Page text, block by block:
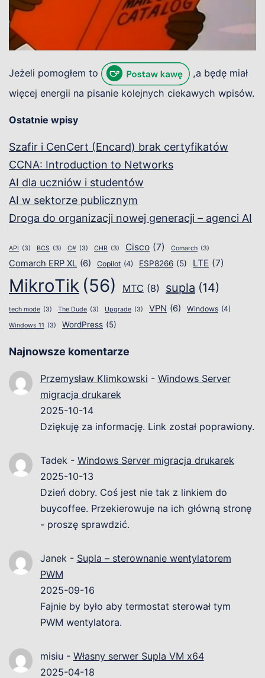
Jeżeli pomogłem to
,a będę miał
więcej energii na pisanie kolejnych ciekawych wpisów.
Ostatnie wpisy
Szafir i CenCert (Encard) brak certyfikatów
CCNA: Introduction to Networks
AI dla uczniów i studentów
AI w sektorze publicznym
Droga do organizacji nowej generacji – agenci AI
API (3) BCS (3) C# (3) CHR (3) Cisco (7) Comarch (3)
Comarch ERP XL (6) Copilot (4) ESP8266 (5) LTE (7)
MikroTik (56) MTC (8) supla (14)
tech mode (3) The Dude (3) Upgrade (3) VPN (6) Windows (4)
Windows 11 (3) WordPress (5)
Najnowsze komentarze
Przemysław Klimkowski - Windows Server
migracja drukarek
2025-10-14
Dziękuję za informację. Link został poprawiony.
Tadek- Windows Server migracja drukarek
2025-10-13
Dzień dobry. Coś jest nie tak z linkiem do
buycoffee. Przekierowuje na ich główną stronę
- proszę sprawdzić.
Janek- Supla – sterownanie wentylatorem
PWM
2025-09-16
Fajnie by było aby termostat sterował tym
PWM wentylatora.
misiu- Własny serwer Supla VM x64
2025-04-18